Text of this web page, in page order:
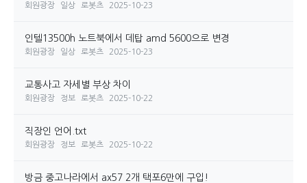
회원광장 일상 로봇츠 2025-10-23
인텔13500h 노트북에서 데탑 amd 5600으로 변경
회원광장 일상 로봇츠 2025-10-23
교통사고 자세별 부상 차이
회원광장 정보 로봇츠 2025-10-22
직장인 언어.txt
회원광장 정보 로봇츠 2025-10-22
방금 중고나라에서 ax57 2개 택포6만에 구입!